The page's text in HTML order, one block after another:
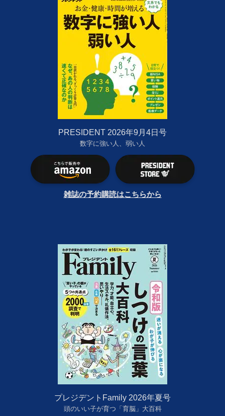
PRESIDENT 2026年9月4日号
数字に強い人、弱い人
雑誌の予約購読はこちらから
プレジデントFamily 2026年夏号
頭のいい子が育つ「育脳」大百科